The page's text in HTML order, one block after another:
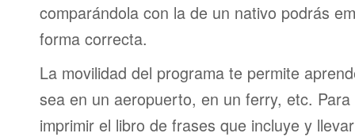
comparándola con la de un nativo podrás
forma correcta.
La movilidad del programa te permite
sea en un aeropuerto, en un ferry, etc.
imprimir el libro de frases que incluye y